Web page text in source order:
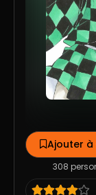
Ajouter à
308